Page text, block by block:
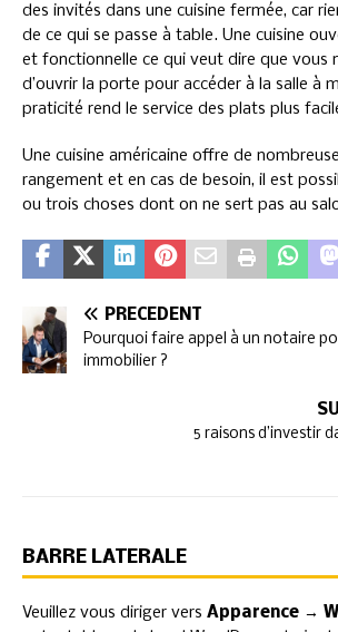
des invités dans une cuisine fermée, car
de ce qui se passe à table. Une cuisine
et fonctionnelle ce qui veut dire que vous
d’ouvrir la porte pour accéder à la salle à
praticité rend le service des plats plus
Une cuisine américaine offre de
rangement et en cas de besoin, il est
ou trois choses dont on ne sert pas au
PRÉCÉDENT
Pourquoi faire appel à un notaire
immobilier ?
5 raisons d’investir
BARRE LATÉRALE
Veuillez vous diriger vers Apparence →